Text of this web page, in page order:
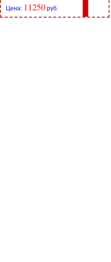
Цена: 11250 руб.